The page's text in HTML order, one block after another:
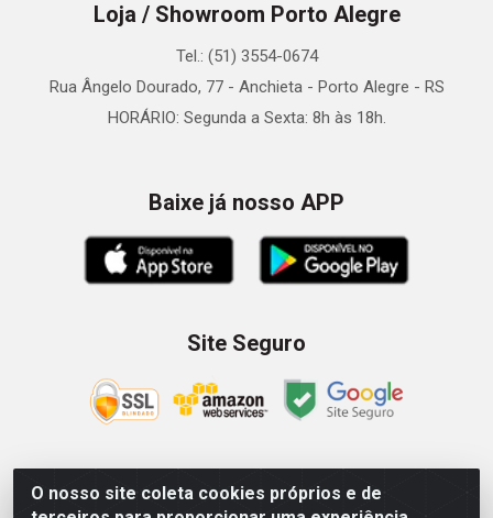
O nosso site coleta cookies próprios e de
Loja / Showroom Porto Alegre
Tel.: (51) 3554-0674
Rua Ângelo Dourado, 77 - Anchieta - Porto Alegre - RS
HORÁRIO: Segunda a Sexta: 8h às 18h.
Baixe já nosso APP
Site Seguro
Zein Importação e Comércio LTDA - Av. Senador Queiróz, 274